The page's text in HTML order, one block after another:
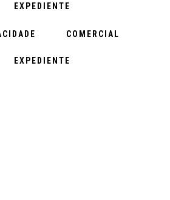
EXPEDIENTE
COMERCIAL
EXPEDIENTE